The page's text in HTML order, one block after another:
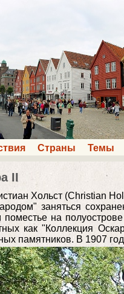
Страны Темы
II
Хольст (Christian
заняться
поместье на
как "Коллекция
памятников. В 1907